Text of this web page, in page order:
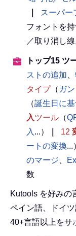
スーパー
フォントを
／取り消し
トップ15 ツ
ストの追加
タイプ（ ガ
（誕生日に
入ツール （
入 ...） 12
ートの変換...
のマージ
数
Kutools を好みの
ペイン語、ドイ
40+言語以上をサ